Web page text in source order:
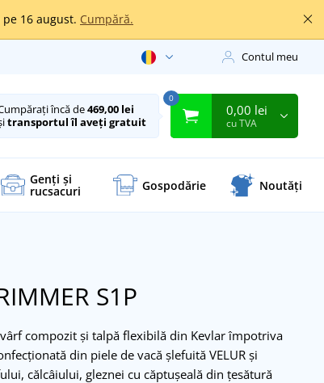
16 august. Cumpără.
Contul meu
încă de469,00 lei
transportul îl aveți gratuit
0
0,00 lei
cu TVA
Genți și
rucsacuri Gospodărie Noutăți
S1P
compozit și talpă flexibilă din Kevlar împotriva
din piele de vacă șlefuită VELUR și
călcâiului, gleznei cu căptușeală din țesătură